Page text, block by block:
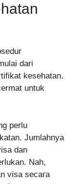
dari
kesehatan.
untuk
perlu
Jumlahnya
dan
Nah,
visa secara